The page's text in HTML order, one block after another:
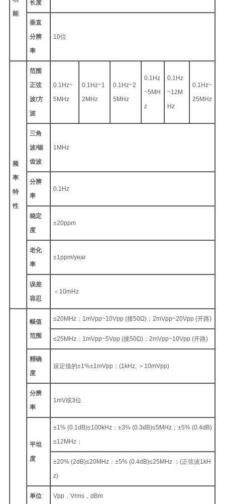
能
长度
垂直
分辨
率
10位
频
率
特
性
范围
正弦
波/方
波
0.1Hz~
5MHz
0.1Hz~1
2MHz
0.1Hz~2
5MHz
0.1Hz
~5MH
z
0.1Hz
~12M
Hz
0.1Hz~
25MHz
三角
波/锯
齿波
1MHz
分辨
率
0.1Hz
稳定
度
±20ppm
老化
率
±1ppm/year
误差
容忍
＜10mHz
幅值
范围
≤20MHz：1mVpp~10Vpp (接50Ω)；2mVpp~20Vpp (开路)
≤25MHz：1mVpp~5Vpp (接50Ω)；2mVpp~10Vpp (开路)
精确
度
设定值的±1%±1mVpp；(1kHz, ＞10mVpp)
分辨
率
1mV或3位
平坦
度
±1% (0.1dB)≤100kHz；±3% (0.3dB)≤5MHz；±5% (0.4dB)
≤12MHz；
±20% (2dB)≤20MHz；±5% (0.4dB)≤25MHz ；(正弦波1kH
z)
单位 Vpp，Vrms，dBm